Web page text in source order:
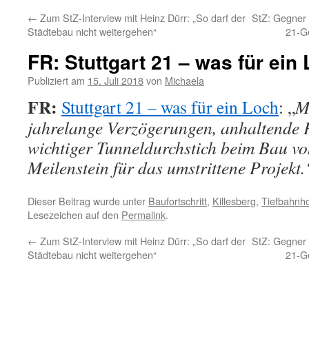
← Zum StZ-Interview mit Heinz Dürr: „So darf der
Städtebau nicht weitergehen“
StZ:
21-
FR: Stuttgart 21 – was für ein
Publiziert am 15. Juli 2018von Michaela
FR: Stuttgart 21 – was für ein Loch: „
jahrelange Verzögerungen, anhaltende
wichtiger Tunneldurchstich beim Bau
Meilenstein für das umstrittene
Dieser Beitrag wurde unter Baufortschritt, Killesberg,
Lesezeichen auf den Permalink.
← Zum StZ-Interview mit Heinz Dürr: „So darf der
Städtebau nicht weitergehen“
StZ:
21-